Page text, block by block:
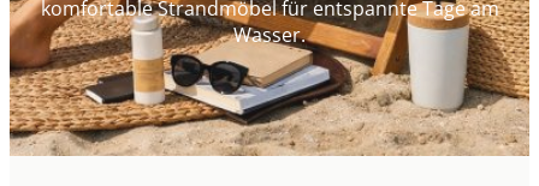
komfortable Strandmöbel für entspannte Tage am
Wasser.